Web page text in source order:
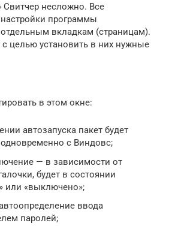
Свитчер несложно. Все
программы
вкладкам (страницам).
целью установить в них нужные
в этом окне:
автозапуска пакет будет
одновременно с Виндовс;
— в зависимости от
будет в состоянии
или «выключено»;
ввода
паролей;